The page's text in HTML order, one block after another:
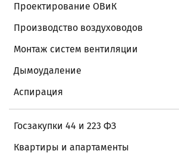
Проектирование ОВиК
Производство воздуховодов
Монтаж систем вентиляции
Дымоудаление
Аспирация
Госзакупки 44 и 223 ФЗ
Квартиры и апартаменты